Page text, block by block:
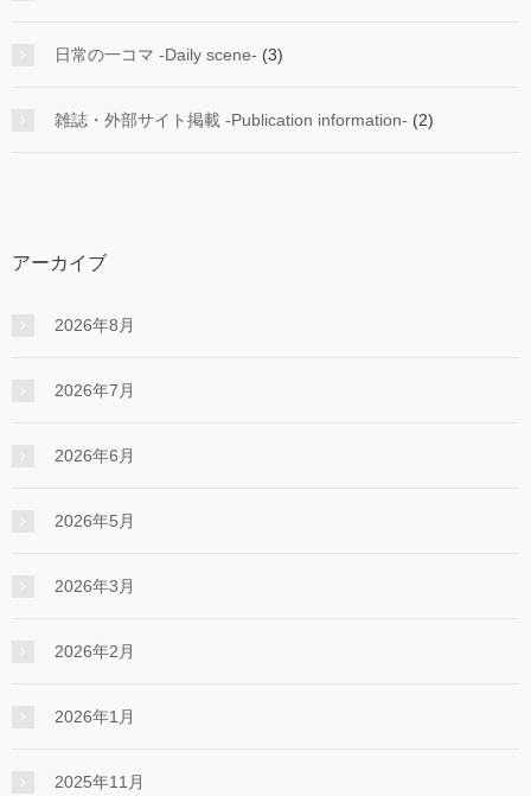
日常の一コマ -Daily scene- (3)
雑誌・外部サイト掲載 -Publication information- (2)
アーカイブ
2026年8月
2026年7月
2026年6月
2026年5月
2026年3月
2026年2月
2026年1月
2025年11月